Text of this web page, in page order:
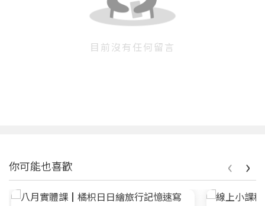
目前沒有任何留言
你可能也喜歡 ‹ ›